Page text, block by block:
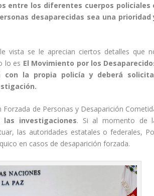
entre los diferentes cuerpos policiales
desaparecidas sea una prioridad
vista se le aprecian ciertos detalles que
lo es El Movimiento por los
la propia policía y deberá
de Personas y Desaparición
investigaciones. Si al momento de
las autoridades estatales o federales,
en casos de desaparición forzada.